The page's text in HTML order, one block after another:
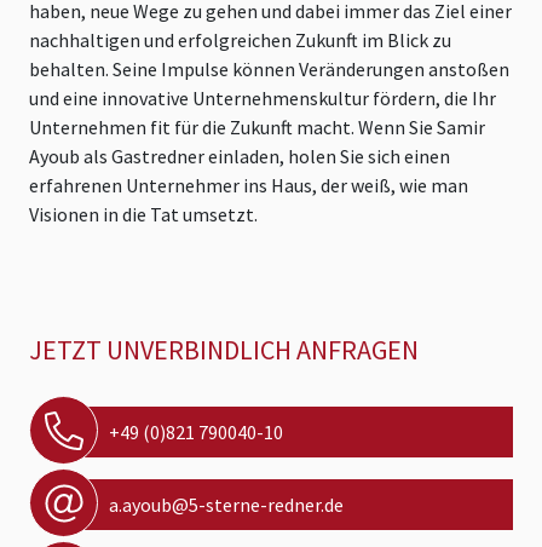
haben, neue Wege zu gehen und dabei immer das Ziel einer
nachhaltigen und erfolgreichen Zukunft im Blick zu
behalten. Seine Impulse können Veränderungen anstoßen
und eine innovative Unternehmenskultur fördern, die Ihr
Unternehmen fit für die Zukunft macht. Wenn Sie Samir
Ayoub als Gastredner einladen, holen Sie sich einen
erfahrenen Unternehmer ins Haus, der weiß, wie man
Visionen in die Tat umsetzt.
JETZT UNVERBINDLICH ANFRAGEN
+49 (0)821 790040-10
a.ayoub@5-sterne-redner.de